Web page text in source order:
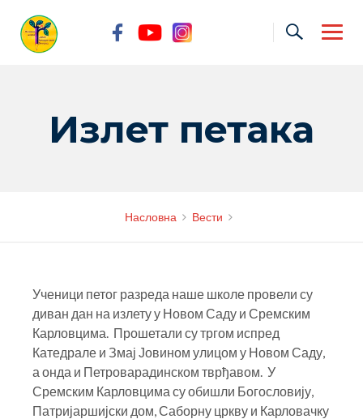
content
Излет петака
Насловна Вести
Ученици петог разреда наше школе провели су
диван дан на излету у Новом Саду и Сремским
Карловцима. Прошетали су тргом испред
Катедрале и Змај Јовином улицом у Новом Саду,
а онда и Петроварадинском тврђавом. У
Сремским Карловцима су обишли Богословију,
Патријаршијски дом, Саборну цркву и Карловачку